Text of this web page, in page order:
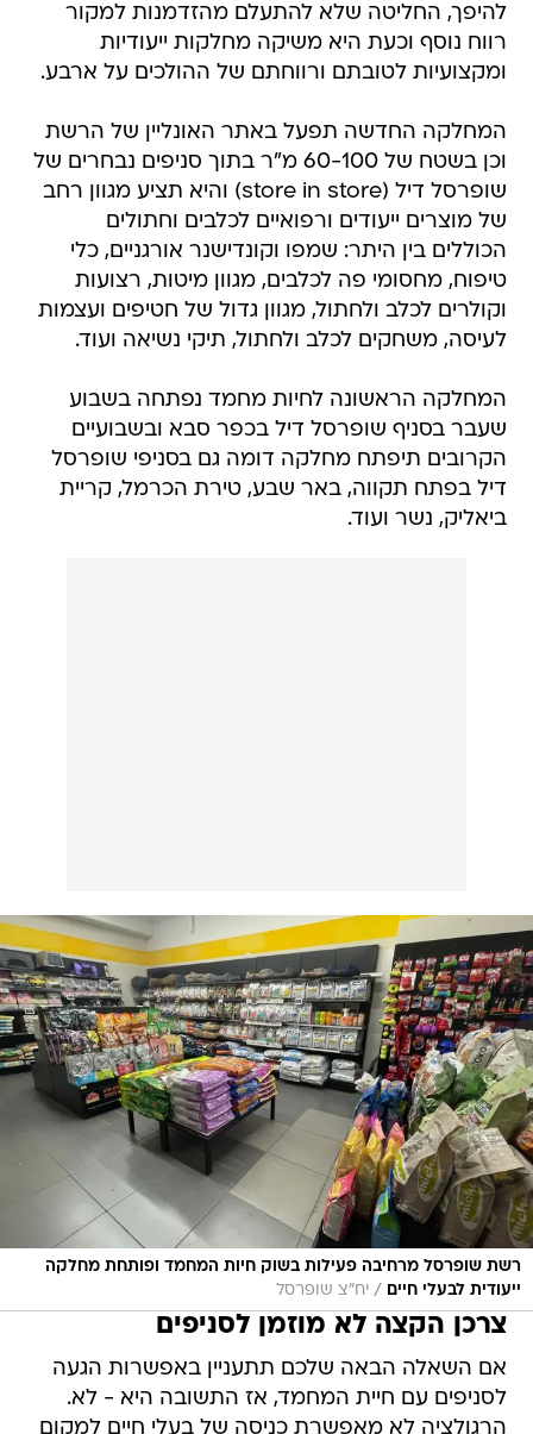
להיפך, החליטה שלא להתעלם מהזדמנות למקור
רווח נוסף וכעת היא משיקה מחלקות ייעודיות
ומקצועיות לטובתם ורווחתם של ההולכים על ארבע.
המחלקה החדשה תפעל באתר האונליין של הרשת
וכן בשטח של 60-100 מ"ר בתוך סניפים נבחרים של
שופרסל דיל (store in store) והיא תציע מגוון רחב
של מוצרים ייעודים ורפואיים לכלבים וחתולים
הכוללים בין היתר: שמפו וקונדישנר אורגניים, כלי
טיפוח, מחסומי פה לכלבים, מגוון מיטות, רצועות
וקולרים לכלב ולחתול, מגוון גדול של חטיפים ועצמות
לעיסה, משחקים לכלב ולחתול, תיקי נשיאה ועוד.
המחלקה הראשונה לחיות מחמד נפתחה בשבוע
שעבר בסניף שופרסל דיל בכפר סבא ובשבועיים
הקרובים תיפתח מחלקה דומה גם בסניפי שופרסל
דיל בפתח תקווה, באר שבע, טירת הכרמל, קריית
ביאליק, נשר ועוד.
רשת שופרסל מרחיבה פעילות בשוק חיות המחמד ופותחת מחלקה
ייעודית לבעלי חיים
/ יח"צ שופרסל
צרכן הקצה לא מוזמן לסניפים
אם השאלה הבאה שלכם תתעניין באפשרות הגעה
לסניפים עם חיית המחמד, אז התשובה היא - לא.
הרגולציה לא מאפשרת כניסה של בעלי חיים למקום